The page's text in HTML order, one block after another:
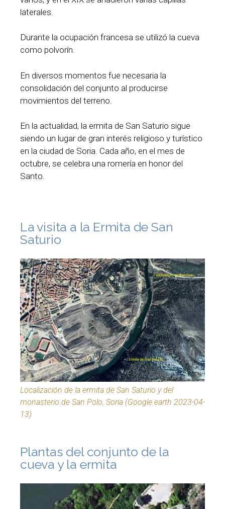
laterales.
Durante la ocupación francesa se utilizó la cueva
como polvorín.
En diversos momentos fue necesaria la
consolidación del conjunto al producirse
movimientos del terreno.
En la actualidad, la ermita de San Saturio sigue
siendo un lugar de gran interés religioso y turístico
en la ciudad de Soria. Cada año, en el mes de
octubre, se celebra una romería en honor del
Santo.
La visita a la Ermita de San
Saturio
Localización de la ermita de San Saturio y del
monasterio de San Polo, Soria (Google earth 2023-04-
13)
Plantas del conjunto de la
cueva y la ermita